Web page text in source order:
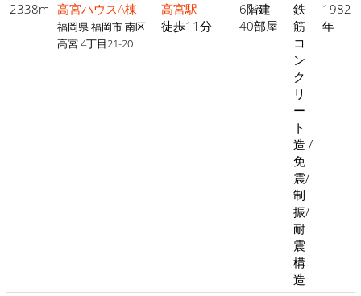
2338m 高宮ハウスA棟
福岡県 福岡市 南区
高宮 4丁目21-20
高宮駅
徒歩11分
6階建
40部屋
鉄
筋
コ
ン
ク
リ
ー
ト
造 /
免
震/
制
振/
耐
震
構
造
1982
年